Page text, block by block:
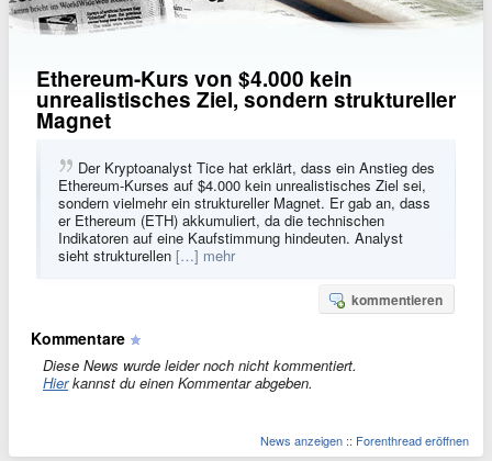
Ethereum-Kurs von $4.000 kein
unrealistisches Ziel, sondern struktureller
Magnet
Der Kryptoanalyst Tice hat erklärt, dass ein Anstieg des
Ethereum-Kurses auf $4.000 kein unrealistisches Ziel sei,
sondern vielmehr ein struktureller Magnet. Er gab an, dass
er Ethereum (ETH) akkumuliert, da die technischen
Indikatoren auf eine Kaufstimmung hindeuten. Analyst
sieht strukturellen […] mehr
kommentieren
Kommentare
Diese News wurde leider noch nicht kommentiert.
Hierkannst du einen Kommentar abgeben.
News anzeigen :: Forenthread eröffnen